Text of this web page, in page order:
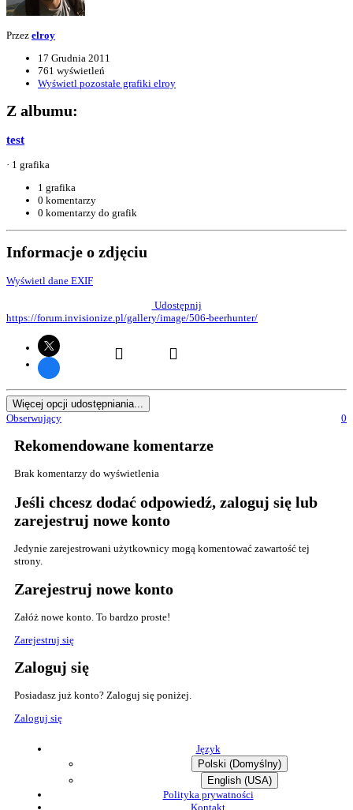
Przez elroy
17 Grudnia 2011
761 wyświetleń
Wyświetl pozostałe grafiki elroy
Z albumu:
test
· 1 grafika
1 grafika
0 komentarzy
0 komentarzy do grafik
Informacje o zdjęciu
Wyświetl dane EXIF
Udostępnij
https://forum.invisionize.pl/gallery/image/506-beerhunter/
Więcej opcji udostępniania...
Obserwujący
0
Rekomendowane komentarze
Brak komentarzy do wyświetlenia
Jeśli chcesz dodać odpowiedź, zaloguj się lub
zarejestruj nowe konto
Jedynie zarejestrowani użytkownicy mogą komentować zawartość tej
strony.
Zarejestruj nowe konto
Załóż nowe konto. To bardzo proste!
Zarejestruj się
Zaloguj się
Posiadasz już konto? Zaloguj się poniżej.
Zaloguj się
Język
Polski (Domyślny)
English (USA)
Polityka prywatności
Kontakt